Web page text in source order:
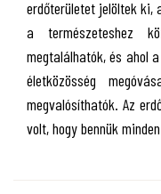
erdőterületet jelöltek ki,
a természeteshez
megtalálhatók, és ahol
életközösség
megvalósíthatók. Az
volt, hogy bennük